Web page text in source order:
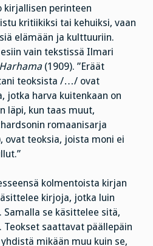
kirjallisen perinteen
kritiikiksi tai kehuiksi, vaan
elämään ja kulttuuriin.
vain tekstissä Ilmari
Harhama (1909). ”Eräät
teoksista /…/ ovat
jotka harva kuitenkaan on
läpi, kun taas muut,
romaanisarja
ovat teoksia, joista moni ei
kolmentoista kirjan
kirjoja, jotka luin
Samalla se käsittelee sitä,
saattavat päällepäin
mikään muu kuin se,